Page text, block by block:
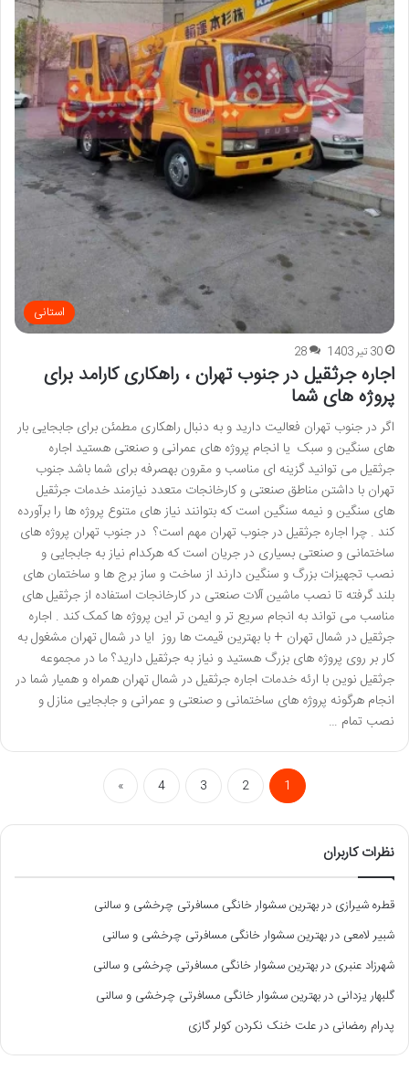
استانی
30 تیر 1403 28
اجاره جرثقیل در جنوب تهران ، راهکاری کارامد برای
پروژه های شما
اگر در جنوب تهران فعالیت دارید و به دنبال راهکاری مطمئن برای جابجایی بار
های سنگین و سبک یا انجام پروژه های عمرانی و صنعتی هستید اجاره
جرثقیل می توانید گزینه ای مناسب و مقرون بهصرفه برای شما باشد جنوب
تهران با داشتن مناطق صنعتی و کارخانجات متعدد نیازمند خدمات جرثقیل
های سنگین و نیمه سنگین است که بتوانند نیاز های متنوع پروژه ها را برآورده
کند . چرا اجاره جرثقیل در جنوب تهران مهم است؟ در جنوب تهران پروژه های
ساختمانی و صنعتی بسیاری در جریان است که هرکدام نیاز به جابجایی و
نصب تجهیزات بزرگ و سنگین دارند از ساخت و ساز برج ها و ساختمان های
بلند گرفته تا نصب ماشین آلات صنعتی در کارخانجات استفاده از جرثقیل های
مناسب می تواند به انجام سریع تر و ایمن تر این پروژه ها کمک کند . اجاره
جرثقیل در شمال تهران + با بهترین قیمت ها روز ایا در شمال تهران مشغول به
کار بر روی پروژه های بزرگ هستید و نیاز به جرثقیل دارید؟ ما در مجموعه
جرثقیل نوین با ارئه خدمات اجاره جرثقیل در شمال تهران همراه و همیار شما در
انجام هرگونه پروژه های ساختمانی و صنعتی و عمرانی و جابجایی منازل و
نصب تمام …
1
2
3
4
»
نظرات کاربران
قطره شیرازی دربهترین سشوار خانگی مسافرتی چرخشی و سالنی
شبیر لامعی دربهترین سشوار خانگی مسافرتی چرخشی و سالنی
شهرزاد عنبری دربهترین سشوار خانگی مسافرتی چرخشی و سالنی
گلبهار یزدانی دربهترین سشوار خانگی مسافرتی چرخشی و سالنی
پدرام رمضانی درعلت خنک نکردن کولر گازی